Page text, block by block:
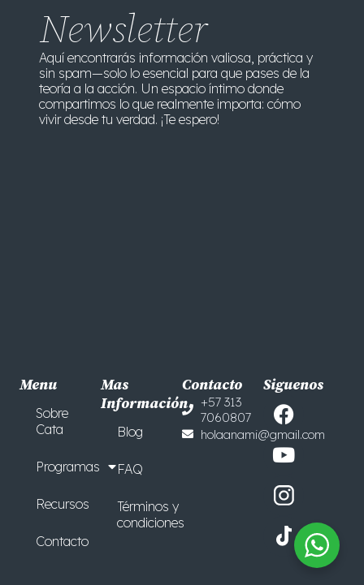
Newsletter
Aquí encontrarás información valiosa, práctica y
sin spam—solo lo esencial para que pases de la
teoría a la acción. Un espacio íntimo donde
compartimos lo que realmente importa: cómo
vivir desde tu verdad. ¡Te espero!
Menu
Sobre
Cata
Programas
Recursos
Contacto
Mas
Información
Blog
FAQ
Términos y
condiciones
Siguenos
F
a
c
e
b
o
o
k
Y
o
u
t
u
b
e
Contacto
+57 313
7060807
holaanami@gmail.com